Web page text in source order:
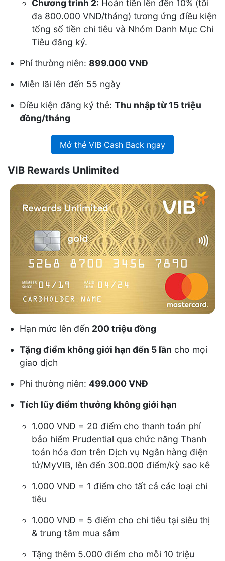
Chương trình 2: Hoàn tiền lên đến 10% (tối
đa 800.000 VND/tháng) tương ứng điều kiện
tổng số tiền chi tiêu và Nhóm Danh Mục Chi
Tiêu đăng ký.
Phí thường niên: 899.000 VNĐ
Miễn lãi lên đến 55 ngày
Điều kiện đăng ký thẻ: Thu nhập từ 15 triệu
đồng/tháng
Mở thẻ VIB Cash Back ngay
VIB Rewards Unlimited
Hạn mức lên đến 200 triệu đồng
Tặng điểm không giới hạn đến 5 lần cho mọi
giao dịch
Phí thường niên: 499.000 VNĐ
Tích lũy điểm thưởng không giới hạn
1.000 VNĐ = 20 điểm cho thanh toán phí
bảo hiểm Prudential qua chức năng Thanh
toán hóa đơn trên Dịch vụ Ngân hàng điện
tử/MyVIB, lên đến 300.000 điểm/kỳ sao kê
1.000 VNĐ = 1 điểm cho tất cả các loại chi
tiêu
1.000 VNĐ = 5 điểm cho chi tiêu tại siêu thị
& trung tâm mua sắm
Tặng thêm 5.000 điểm cho mỗi 10 triệu